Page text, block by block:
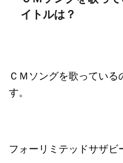
イトルは？
ＣＭソングを歌っている
す。
フォーリミテッドサザビ